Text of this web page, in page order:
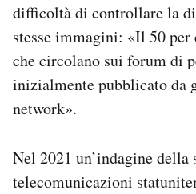
difficoltà di controllare la
stesse immagini: «Il 50
che circolano sui forum di
inizialmente pubblicato da
network».
Nel 2021 un’indagine della
telecomunicazioni